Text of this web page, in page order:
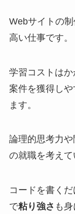
Webサイトの
高い仕事です。
学習コストは
案件を獲得し
ます。
論理的思考力
の就職を考えて
コードを書く
で粘り強さ も身